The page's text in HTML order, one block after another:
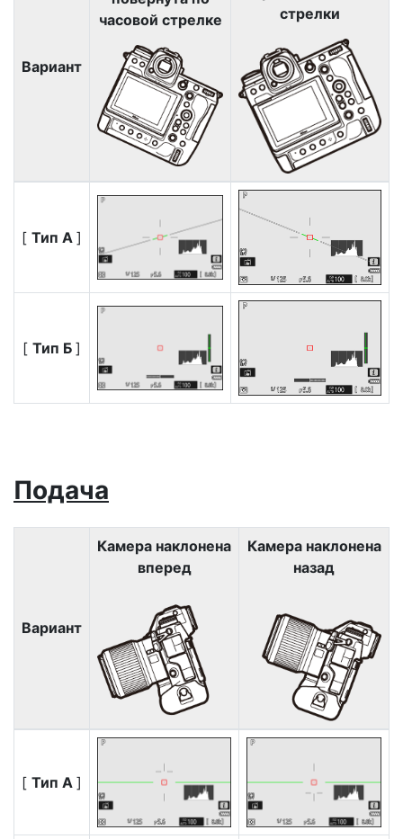
Вариант
часовой стрелке
стрелки
[ Тип А ]
[ Тип Б ]
Подача
Вариант
Камера наклонена
вперед
Камера наклонена
назад
[ Тип А ]